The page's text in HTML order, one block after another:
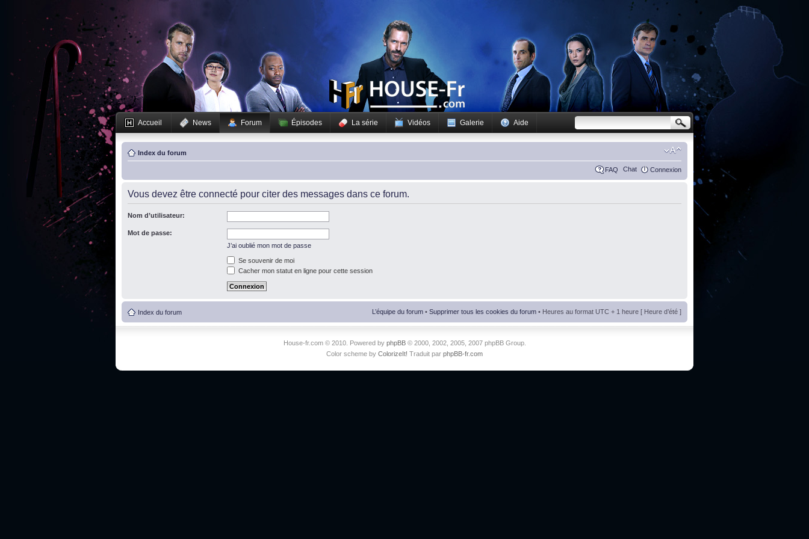
Accueil News Forum Épisodes La série Vidéos Galerie Aide
Index du forum
FAQ Chat Connexion
Vous devez être connecté pour citer des messages dans ce forum.
Nom d’utilisateur:
Mot de passe:
J’ai oublié mon mot de passe
Se souvenir de moi
Cacher mon statut en ligne pour cette session
Index du forum L’équipe du forum • Supprimer tous les cookies du forum • Heures au format UTC + 1 heure [ Heure d’été ]
House-fr.com © 2010. Powered by phpBB© 2000, 2002, 2005, 2007 phpBB Group.
Color scheme by ColorizeIt! Traduit par phpBB-fr.com